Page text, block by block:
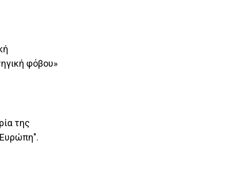
φόβου»
της
Ευρώπη".